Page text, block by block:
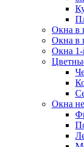
Окна в
Окна в
Окна
Окна